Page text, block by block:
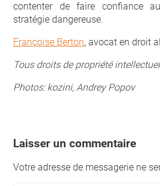
contenter de faire confiance
stratégie dangereuse.
Françoise Berton, avocat en droit
Tous droits de propriété
Photos: kozini, Andrey Popov
Laisser un commentaire
Votre adresse de messagerie ne